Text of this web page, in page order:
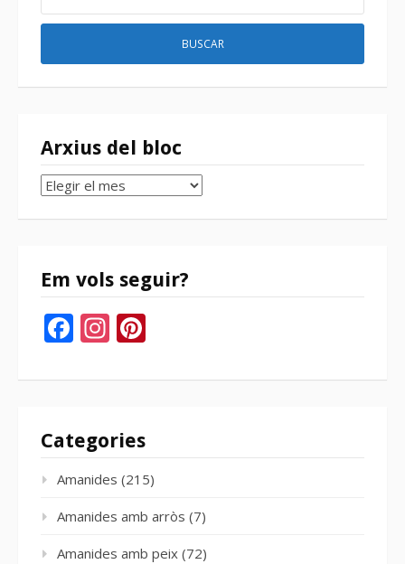
Arxius del bloc
Arxius
bloc
Em vols seguir?
Facebook
Instagram
Categories
Amanides (215)
Amanides amb arròs (7)
Amanides amb peix (72)